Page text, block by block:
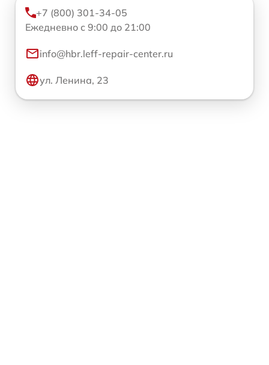
+7 (800) 301-34-05
Ежедневно с 9:00 до 21:00
info@hbr.leff-repair-center.ru
ул. Ленина, 23